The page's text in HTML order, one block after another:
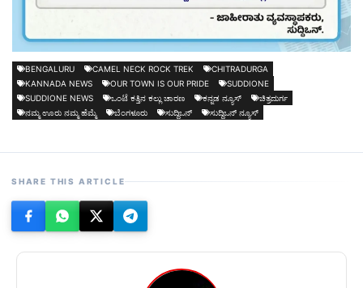
BENGALURU CAMEL NECK ROCK TREK
CHITRADURGA
KANNADA NEWS
OUR TOWN IS OUR PRIDE
SUDDIONE
SUDDIONE NEWS
ಒಂಟೆ ಕತ್ತಿನ ಕಲ್ಲು ಚಾರಣ ಕನ್ನಡ ನ್ಯೂಸ್
ಚಿತ್ರದುರ್ಗ
ನಮ್ಮ ಊರು ನಮ್ಮ ಹೆಮ್ಮೆ
ಬೆಂಗಳೂರು ಸುದ್ದಿಒನ್ ಸುದ್ದಿಒನ್ ನ್ಯೂಸ್
SHARE THIS ARTICLE